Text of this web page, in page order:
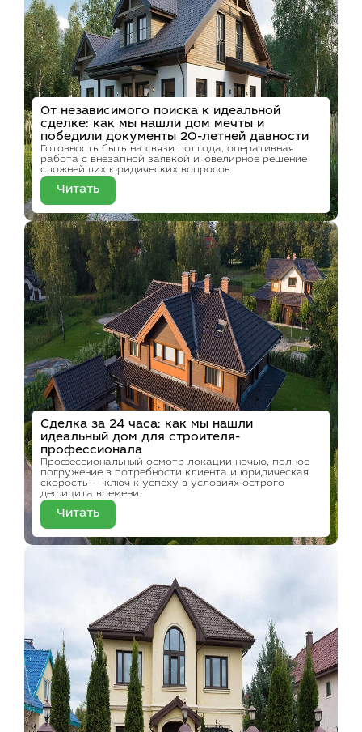
От независимого поиска к идеальной
сделке: как мы нашли дом мечты и
победили документы 20-летней давности
Готовность быть на связи полгода, оперативная
работа с внезапной заявкой и ювелирное решение
сложнейших юридических вопросов.
Читать
Сделка за 24 часа: как мы нашли
идеальный дом для строителя-
профессионала
Профессиональный осмотр локации ночью, полное
погружение в потребности клиента и юридическая
скорость — ключ к успеху в условиях острого
дефицита времени.
Читать